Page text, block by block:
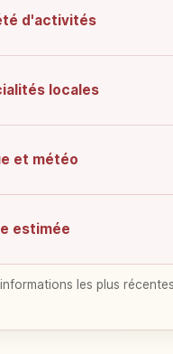
d'activités
locales
et météo
estimée
les plus